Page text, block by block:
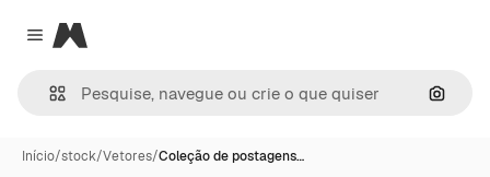
Close menu
Magnific
Início/stock/Vetores/Coleção de postagens…